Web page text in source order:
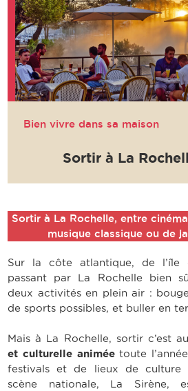
Bien vivre dans sa maison
Sortir à La
Sortir à La Rochelle, entre
musique classique ou de
Sur la côte atlantique, de l’île
passant par La Rochelle bien
deux activités en plein air :
de sports possibles, et buller en
Mais à La Rochelle, sortir c’est
et culturelle animéetoute
festivals et de lieux de culture
scène nationale, La Sirène,